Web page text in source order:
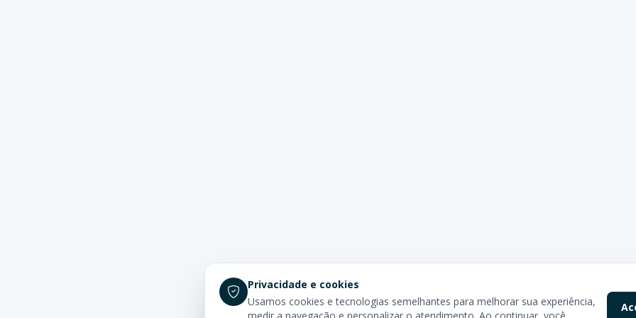
Privacidade e cookies
Usamos cookies e tecnologias semelhantes para melhorar sua experiência,